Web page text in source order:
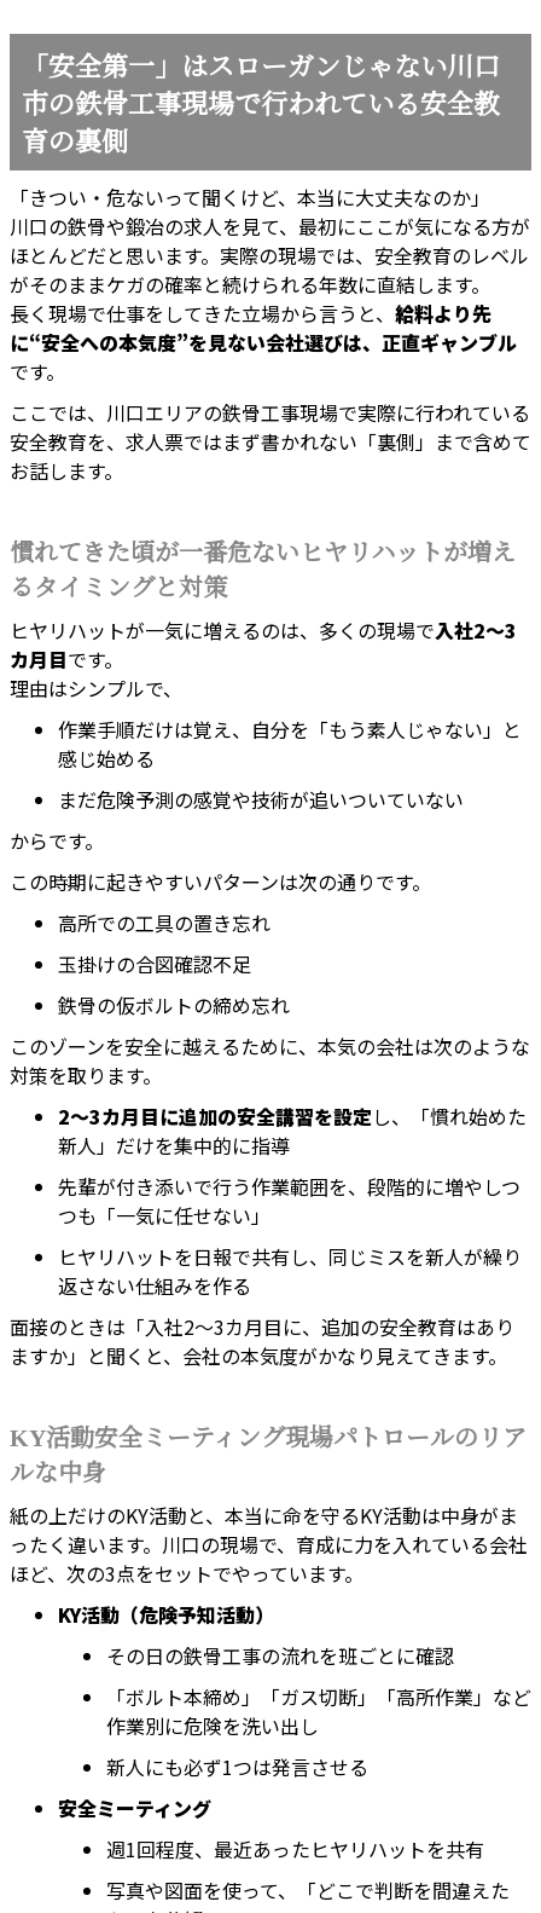
「安全第一」はスローガンじゃない川口
市の鉄骨工事現場で行われている安全教
育の裏側
「きつい・危ないって聞くけど、本当に大丈夫なのか」
川口の鉄骨や鍛冶の求人を見て、最初にここが気になる方が
ほとんどだと思います。実際の現場では、安全教育のレベル
がそのままケガの確率と続けられる年数に直結します。
長く現場で仕事をしてきた立場から言うと、 給料より先
に“安全への本気度”を見ない会社選びは、正直ギャンブル
です。
ここでは、川口エリアの鉄骨工事現場で実際に行われている
安全教育を、求人票ではまず書かれない「裏側」まで含めて
お話します。
慣れてきた頃が一番危ないヒヤリハットが増え
るタイミングと対策
ヒヤリハットが一気に増えるのは、多くの現場で入社2〜3
カ月目です。
理由はシンプルで、
作業手順だけは覚え、自分を「もう素人じゃない」と
感じ始める
まだ危険予測の感覚や技術が追いついていない
からです。
この時期に起きやすいパターンは次の通りです。
高所での工具の置き忘れ
玉掛けの合図確認不足
鉄骨の仮ボルトの締め忘れ
このゾーンを安全に越えるために、本気の会社は次のような
対策を取ります。
2〜3カ月目に追加の安全講習を設定し、「慣れ始めた
新人」だけを集中的に指導
先輩が付き添いで行う作業範囲を、段階的に増やしつ
つも「一気に任せない」
ヒヤリハットを日報で共有し、同じミスを新人が繰り
返さない仕組みを作る
面接のときは「入社2〜3カ月目に、追加の安全教育はあり
ますか」と聞くと、会社の本気度がかなり見えてきます。
KY活動安全ミーティング現場パトロールのリア
ルな中身
紙の上だけのKY活動と、本当に命を守るKY活動は中身がま
ったく違います。川口の現場で、育成に力を入れている会社
ほど、次の3点をセットでやっています。
KY活動（危険予知活動）
その日の鉄骨工事の流れを班ごとに確認
「ボルト本締め」「ガス切断」「高所作業」など
作業別に危険を洗い出し
新人にも必ず1つは発言させる
安全ミーティング
週1回程度、最近あったヒヤリハットを共有
写真や図面を使って、「どこで判断を間違えた